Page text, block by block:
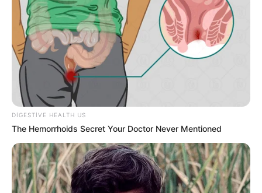
23:05 / 06 Avqust 2026
Hörmüz boğazı ilə bağlı razılaşmanın
DETALLARI açıqlandı
1 0 0
DIGESTIVE HEALTH US
The Hemorrhoids Secret Your Doctor Never Mentioned